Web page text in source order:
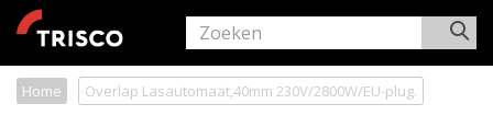
Home Overlap Lasautomaat,40mm 230V/2800W/EU-plug.